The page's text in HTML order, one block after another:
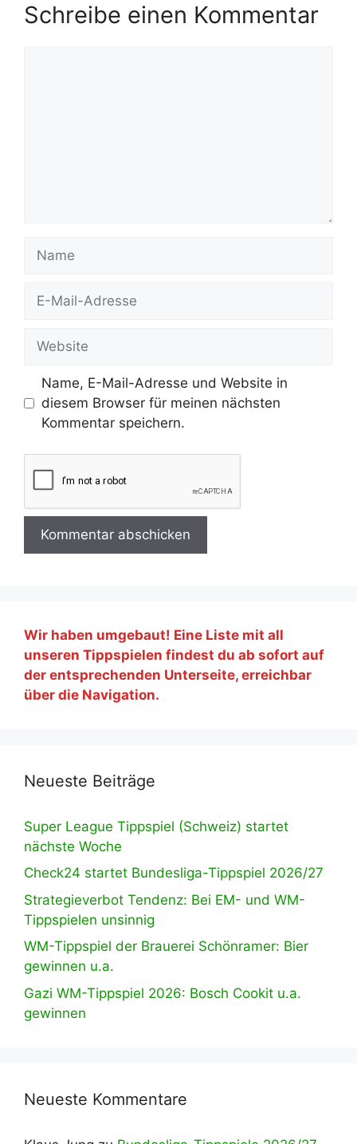
Schreibe einen Kommentar
Name
Website
Name, E-Mail-Adresse und Website in
diesem Browser für meinen nächsten
Kommentar speichern.
Wir haben umgebaut! Eine Liste mit all
unseren Tippspielen findest du ab sofort auf
der entsprechenden Unterseite, erreichbar
über die Navigation.
Neueste Beiträge
Super League Tippspiel (Schweiz) startet
nächste Woche
Check24 startet Bundesliga-Tippspiel 2026/27
Strategieverbot Tendenz: Bei EM- und WM-
Tippspielen unsinnig
WM-Tippspiel der Brauerei Schönramer: Bier
gewinnen u.a.
Gazi WM-Tippspiel 2026: Bosch Cookit u.a.
gewinnen
Neueste Kommentare